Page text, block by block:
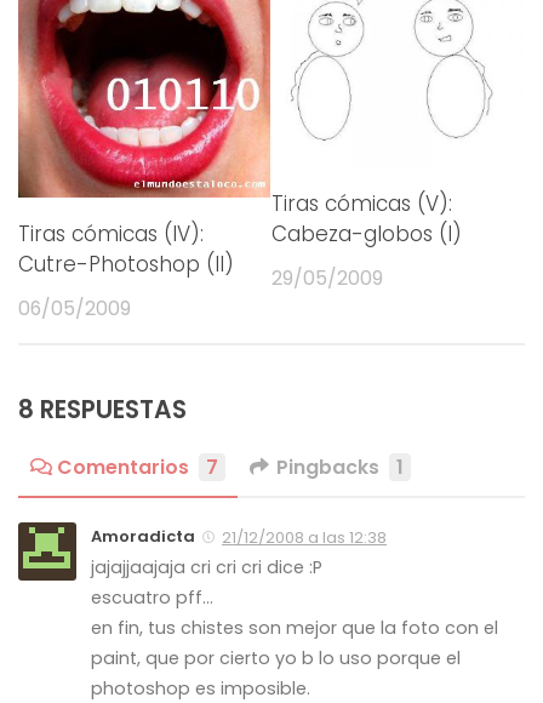
Tiras cómicas (IV):
Cutre-Photoshop (II)
06/05/2009
Tiras cómicas (V):
Cabeza-globos (I)
29/05/2009
8 RESPUESTAS
Comentarios 7 Pingbacks 1
Amoradicta 21/12/2008 a las 12:38
jajajjaajaja cri cri cri dice :P
escuatro pff…
en fin, tus chistes son mejor que la foto con el
paint, que por cierto yo b lo uso porque el
photoshop es imposible.